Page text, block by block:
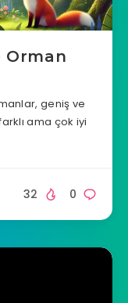
Orman
geniş ve
ama çok iyi
0
32